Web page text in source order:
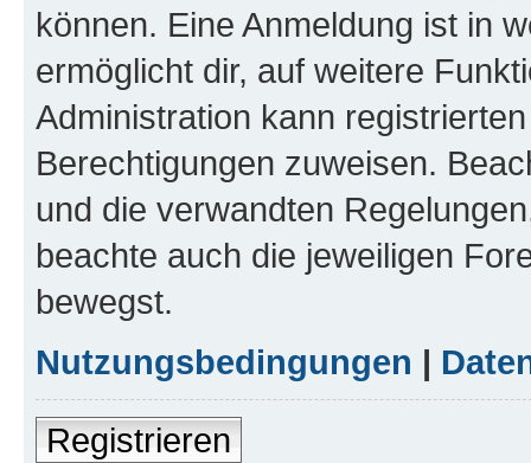
können. Eine Anmeldung ist in
ermöglicht dir, auf weitere
Administration kann
Berechtigungen zuweisen.
und die verwandten
beachte auch die jeweiligen
bewegst.
Nutzungsbedingungen |
Registrieren